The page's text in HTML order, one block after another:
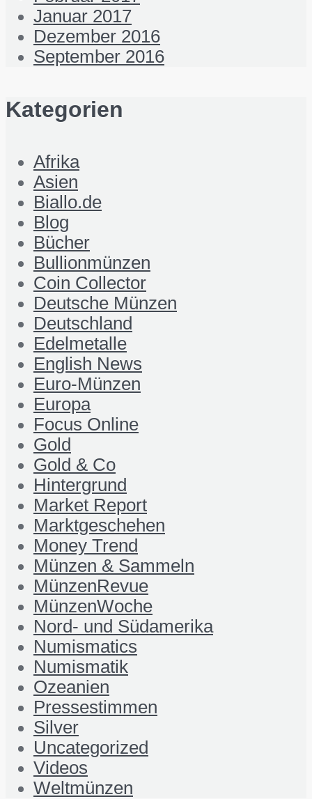
Januar 2017
Dezember 2016
September 2016
Kategorien
Afrika
Asien
Biallo.de
Blog
Bücher
Bullionmünzen
Coin Collector
Deutsche Münzen
Deutschland
Edelmetalle
English News
Euro-Münzen
Europa
Focus Online
Gold
Gold & Co
Hintergrund
Market Report
Marktgeschehen
Money Trend
Münzen & Sammeln
MünzenRevue
MünzenWoche
Nord- und Südamerika
Numismatics
Numismatik
Ozeanien
Pressestimmen
Silver
Uncategorized
Videos
Weltmünzen